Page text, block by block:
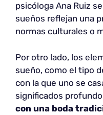
psicóloga Ana Ruiz
sueños reflejan una
normas culturales o
Por otro lado, los
sueño, como el tipo
con la que uno se
significados
con una boda